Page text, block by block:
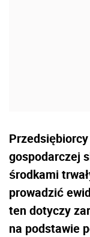
gospodarczej
środkami
prowadzić
ten dotyczy
na podstawie